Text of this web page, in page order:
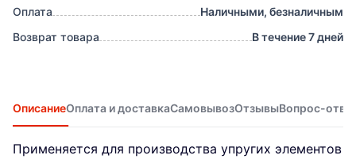
Оплата
Наличными, безналичным
Возврат товара
В течение 7 дней
ОписаниеОплата и доставкаСамовывозОтзывыВопрос-
Применяется для производства упругих элементов